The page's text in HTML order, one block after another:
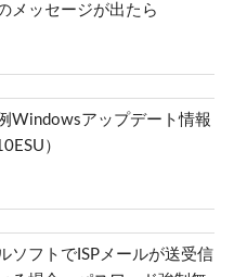
メッセージが出たら
Windowsアップデート情報
）
ソフトでISPメールが送受信